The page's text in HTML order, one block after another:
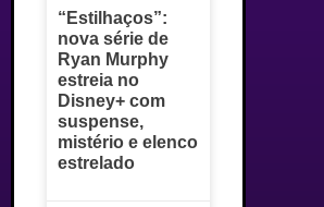
“Estilhaços”:
nova série de
Ryan Murphy
estreia no
Disney+ com
suspense,
mistério e elenco
estrelado